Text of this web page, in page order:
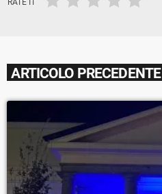
RATE IT
ARTICOLO PRECEDENTE